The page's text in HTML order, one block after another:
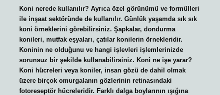
Koni nerede kullanılır? Ayrıca özel görünümü ve formülleri
ile inşaat sektöründe de kullanılır. Günlük yaşamda sık sık
koni örneklerini görebilirsiniz. Şapkalar, dondurma
konileri, mutfak eşyaları, çatılar konilerin örnekleridir.
Koninin ne olduğunu ve hangi işlevleri işlemlerinizde
sorunsuz bir şekilde kullanabilirsiniz. Koni ne işe yarar?
Koni hücreleri veya koniler, insan gözü de dahil olmak
üzere birçok omurgalanın gözlerinin retinasındaki
fotoreseptör hücreleridir. Farklı dalga boylarının ışığına